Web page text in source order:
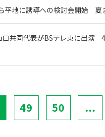
平地に誘導への検討会開始 夏
口共同代表がBSテレ東に出演
49 50 ...